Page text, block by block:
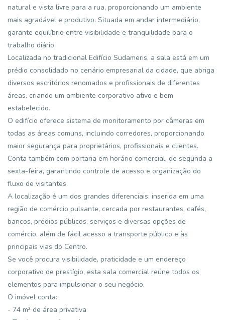
natural e vista livre para a rua, proporcionando um ambiente
mais agradável e produtivo. Situada em andar intermediário,
garante equilíbrio entre visibilidade e tranquilidade para o
trabalho diário.
Localizada no tradicional Edifício Sudameris, a sala está em um
prédio consolidado no cenário empresarial da cidade, que abriga
diversos escritórios renomados e profissionais de diferentes
áreas, criando um ambiente corporativo ativo e bem
estabelecido.
O edifício oferece sistema de monitoramento por câmeras em
todas as áreas comuns, incluindo corredores, proporcionando
maior segurança para proprietários, profissionais e clientes.
Conta também com portaria em horário comercial, de segunda a
sexta-feira, garantindo controle de acesso e organização do
fluxo de visitantes.
A localização é um dos grandes diferenciais: inserida em uma
região de comércio pulsante, cercada por restaurantes, cafés,
bancos, prédios públicos, serviços e diversas opções de
comércio, além de fácil acesso a transporte público e às
principais vias do Centro.
Se você procura visibilidade, praticidade e um endereço
corporativo de prestígio, esta sala comercial reúne todos os
elementos para impulsionar o seu negócio.
O imóvel conta:
- 74 m² de área privativa